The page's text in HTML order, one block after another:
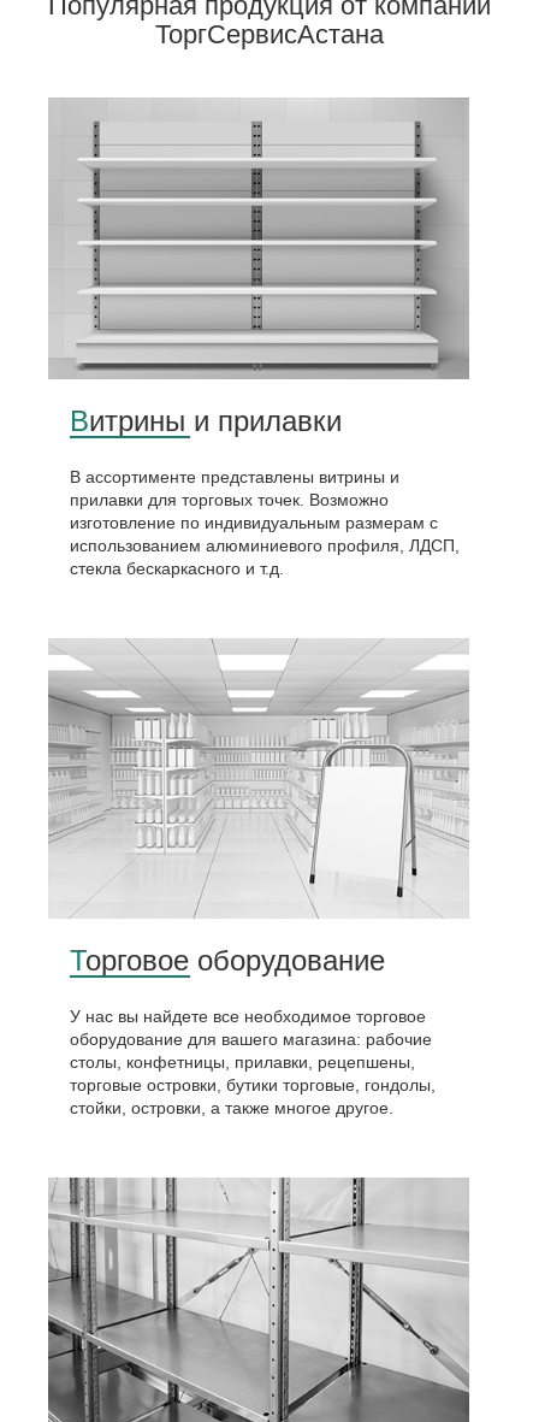
ТоргСервисАстана
Витрины и прилавки
В ассортименте представлены витрины и
прилавки для торговых точек. Возможно
изготовление по индивидуальным размерам с
использованием алюминиевого профиля, ЛДСП,
стекла бескаркасного и т.д.
Торговое оборудование
У нас вы найдете все необходимое торговое
оборудование для вашего магазина: рабочие
столы, конфетницы, прилавки, рецепшены,
торговые островки, бутики торговые, гондолы,
стойки, островки, а также многое другое.